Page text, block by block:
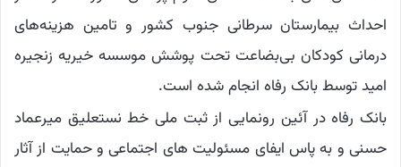
احداث بیمارستان سرطانی جنوب کشور و تامین هزینه‌های
درمانی کودکان بی‌بضاعت تحت پوشش موسسه خیریه زنجیره
امید توسط بانک رفاه انجام شده است.
بانک رفاه در آئین رونمایی از ثبت ملی خط نستعلیق میرعماد
حسنی و به پاس ایفای مسئولیت های اجتماعی و حمایت از آثار